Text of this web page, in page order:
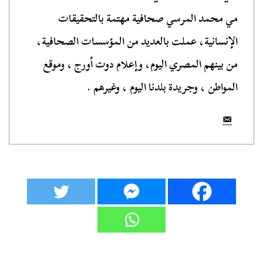
مي محمد المرسي صحافية مهتمة بالتحقيقات
الإنسانية، عملت بالعديد من المؤسسات الصحافية،
من بينهم المصري اليوم، وإعلام دوت أورج ، وموقع
المواطن ، وجريدة بلدنا اليوم ، وغيرهم .